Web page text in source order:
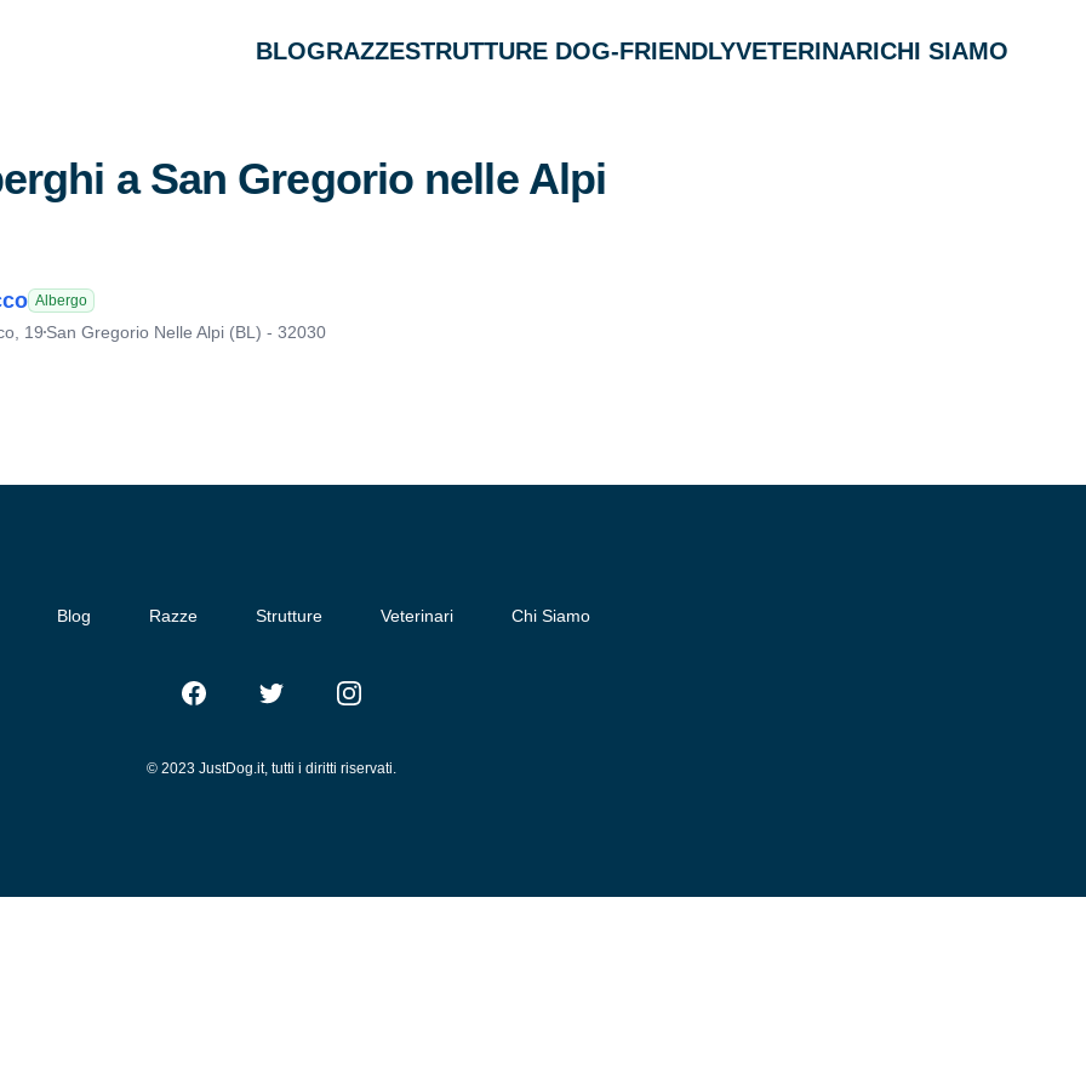
BLOGRAZZESTRUTTURE DOG-FRIENDLYVETERINARICHI SIAMO
a San Gregorio nelle Alpi
Albergo
19 San Gregorio Nelle Alpi (BL) - 32030
Blog Razze Strutture Veterinari Chi Siamo
FacebookTwitter Instagram
© 2023 JustDog.it, tutti i diritti riservati.